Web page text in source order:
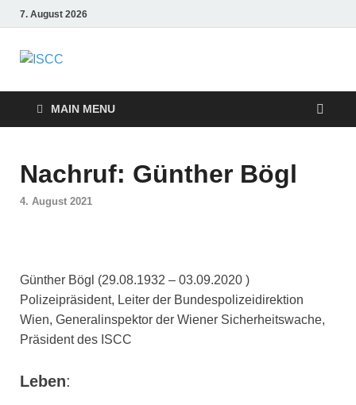
7. August 2026
MAIN MENU
Nachruf: Günther Bögl
4. August 2021
Günther Bögl (29.08.1932 – 03.09.2020 )
Polizeipräsident, Leiter der Bundespolizeidirektion
Wien, Generalinspektor der Wiener Sicherheitswache,
Präsident des ISCC
Leben: